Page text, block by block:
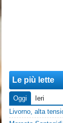
Le più lette
Oggi
Ieri